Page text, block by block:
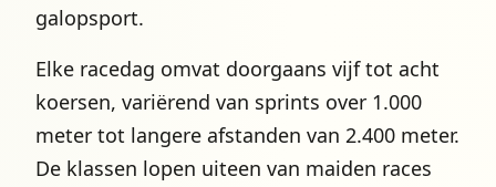
galopsport.
Elke racedag omvat doorgaans vijf tot acht
koersen, variërend van sprints over 1.000
meter tot langere afstanden van 2.400 meter.
De klassen lopen uiteen van maiden races